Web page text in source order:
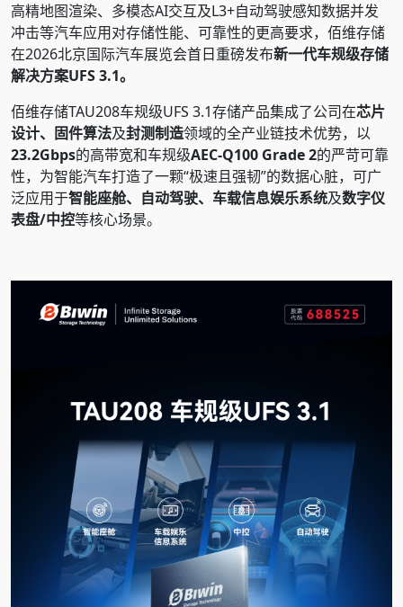
高精地图渲染、多模态AI交互及L3+自动驾驶感知数据并发
冲击等汽车应用对存储性能、可靠性的更高要求，佰维存储
在2026北京国际汽车展览会首日重磅发布新一代车规级存储
解决方案UFS 3.1。
佰维存储TAU208车规级UFS 3.1存储产品集成了公司在芯片
设计、固件算法及封测制造领域的全产业链技术优势，以
23.2Gbps的高带宽和车规级AEC-Q100 Grade 2的严苛可靠
性，为智能汽车打造了一颗“极速且强韧”的数据心脏，可广
泛应用于智能座舱、自动驾驶、车载信息娱乐系统及数字仪
表盘/中控等核心场景。